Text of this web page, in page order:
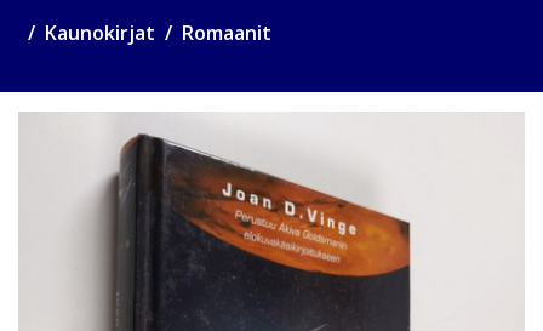
Kaunokirjat Romaanit